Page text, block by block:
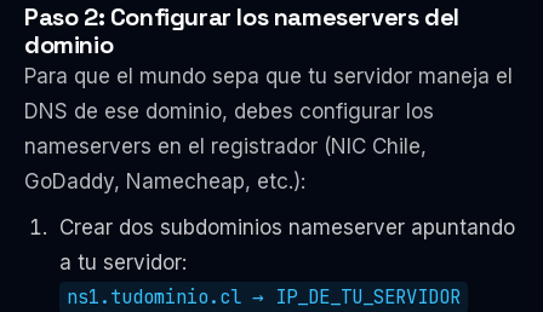
Paso 2: Configurar los nameservers del
dominio
Para que el mundo sepa que tu servidor maneja el
DNS de ese dominio, debes configurar los
nameservers en el registrador (NIC Chile,
GoDaddy, Namecheap, etc.):
Crear dos subdominios nameserver apuntando
a tu servidor:
ns1.tudominio.cl → IP_DE_TU_SERVIDOR